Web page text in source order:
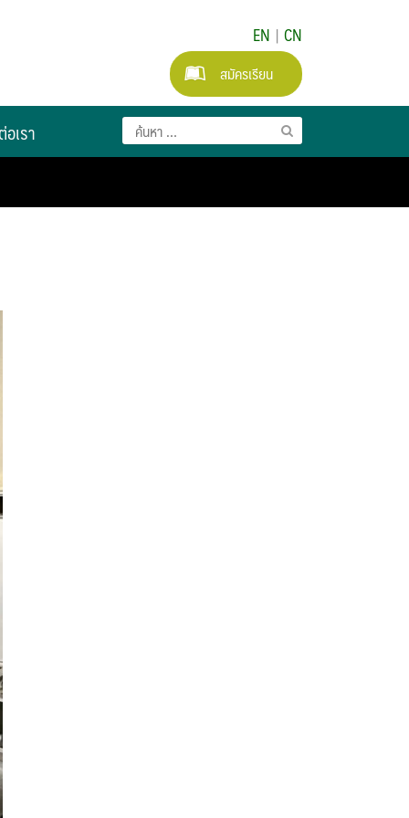
EN | CN
สมัครเรียน
เรา